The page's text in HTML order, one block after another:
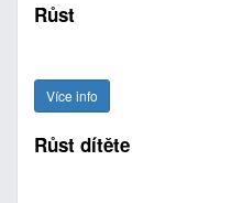
Růst
Více info
Růst dítěte